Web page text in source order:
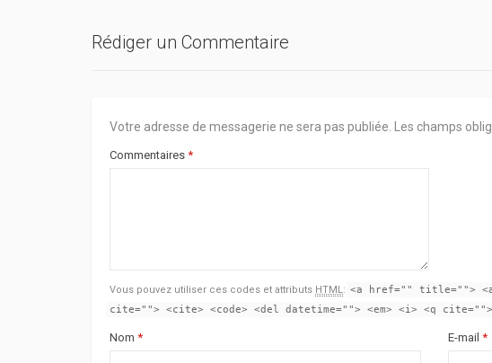
Rédiger un Commentaire
Votre adresse de messagerie ne sera pas publiée. Les champs
Commentaires *
Vous pouvez utiliser ces codes et attributs HTML: <a href="" title="">
cite=""> <cite> <code> <del datetime=""> <em> <i> <q
Nom * E-mail *